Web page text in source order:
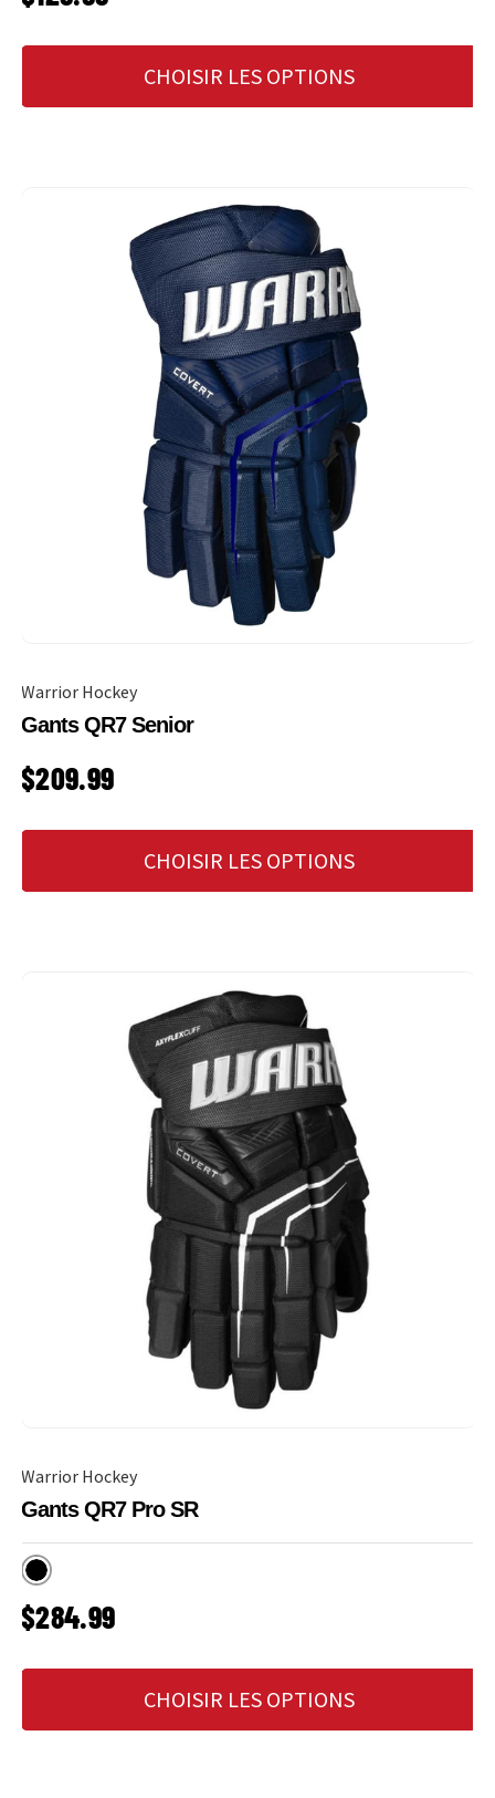
CHOISIR LES OPTIONS
Warrior Hockey
Gants QR7 Senior
PRIX HABITUEL
$209.99
CHOISIR LES OPTIONS
Warrior Hockey
Gants QR7 Pro SR
Noir
PRIX HABITUEL
$284.99
CHOISIR LES OPTIONS